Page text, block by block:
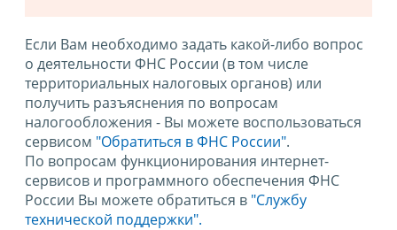
Если Вам необходимо задать какой-либо вопрос
о деятельности ФНС России (в том числе
территориальных налоговых органов) или
получить разъяснения по вопросам
налогообложения - Вы можете воспользоваться
сервисом "Обратиться в ФНС России".
По вопросам функционирования интернет-
сервисов и программного обеспечения ФНС
России Вы можете обратиться в "Службу
технической поддержки".